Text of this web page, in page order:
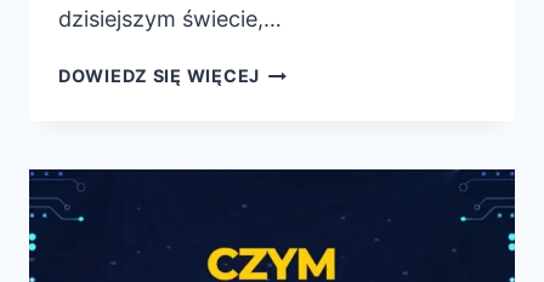
dzisiejszym świecie,…
DOWIEDZ SIĘ WIĘCEJJAK
W